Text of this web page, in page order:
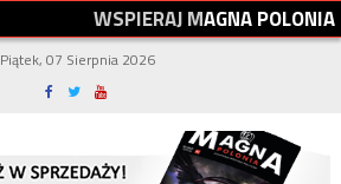
WSPIERAJMAGNAPOLONIA
Piątek, 07 Sierpnia 2026